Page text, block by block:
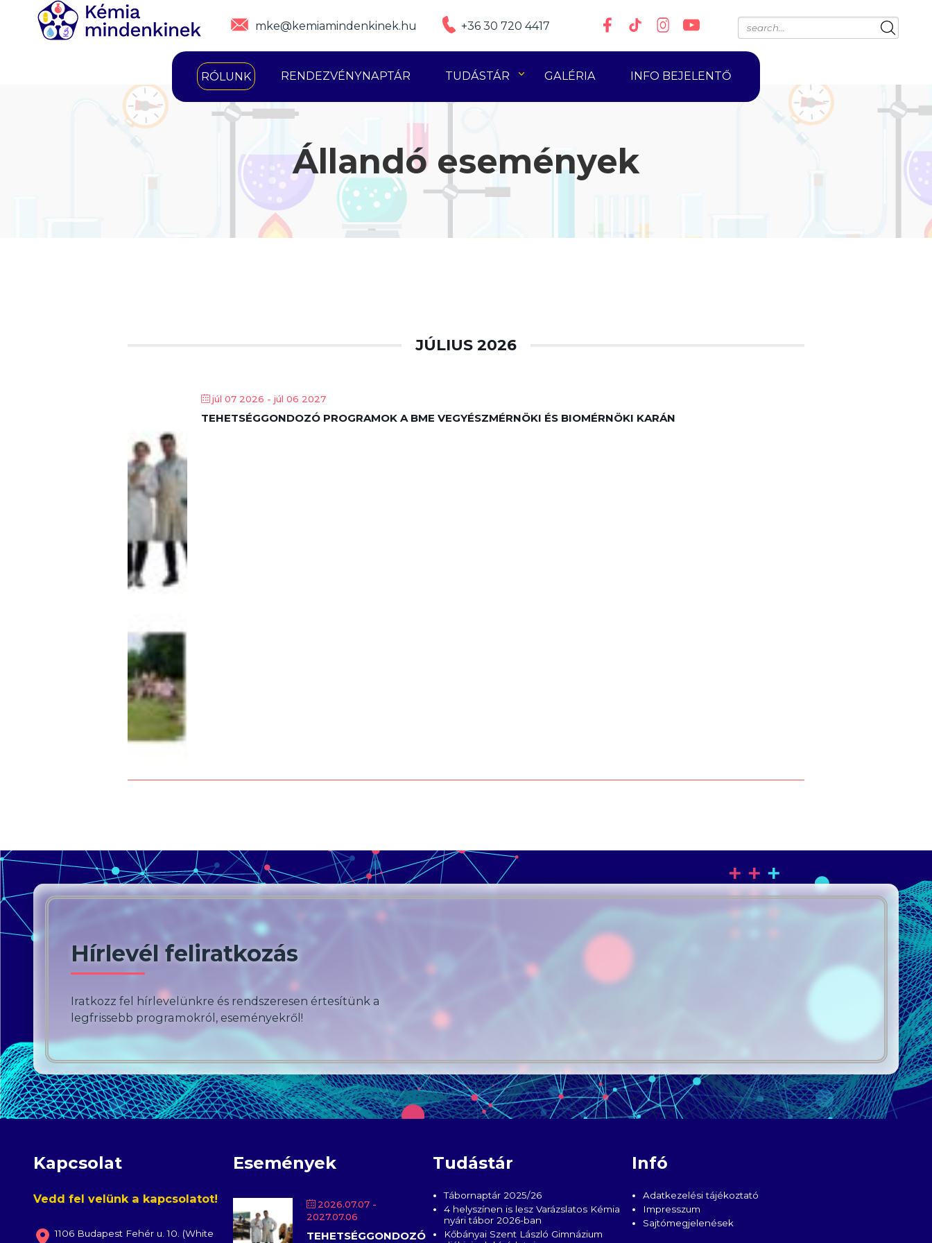
mke@kemiamindenkinek.hu +36 30 720 4417
RÓLUNK RENDEZVÉNYNAPTÁR TUDÁSTÁR GALÉRIA INFO BEJELENTŐ
Állandó események
JÚLIUS 2026
júl 07 2026 - júl 06 2027
TEHETSÉGGONDOZÓ PROGRAMOK A BME VEGYÉSZMÉRNÖKI ÉS BIOMÉRNÖKI KARÁN
Hírlevél feliratkozás
Iratkozz fel hírlevelünkre és rendszeresen értesítünk a
legfrissebb programokról, eseményekről!
Kapcsolat
Vedd fel velünk a kapcsolatot!
1106 Budapest Fehér u. 10. (White
Események
2026.07.07-
2027.07.06
TEHETSÉGGONDOZÓ
Tudástár
Tábornaptár 2025/26
4 helyszínen is lesz Varázslatos Kémia
nyári tábor 2026-ban
Kőbányai Szent László Gimnázium
Infó
Adatkezelési tájékoztató
Impresszum
Sajtómegjelenések